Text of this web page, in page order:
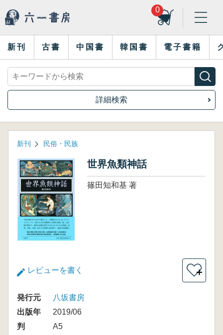
0
新刊 古書 中国書 韓国書 電子書籍
詳細検索
新刊 民俗・民族
世界魚類神話
篠田知和基 著
レビューを書く ＋
発行元
八坂書房
出版年
2019/06
判
A5